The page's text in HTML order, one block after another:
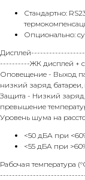
Стандартно:
Опционально:
----------ЖК дисплей +
Оповещение - Выход
низкий заряд батареи,
Защита - Низкий заряд
превышение
Уровень шума на
<50 дБА при
<55 дБА при
Рабочая